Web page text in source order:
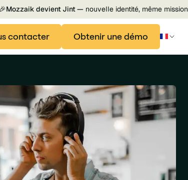
🎉Mozzaik devient Jint — nouvelle identité, même
contacter Obtenir une démo